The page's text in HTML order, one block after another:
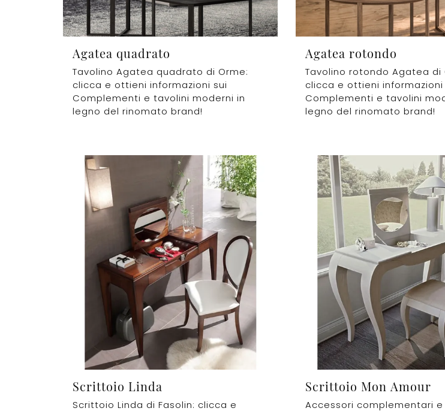
Agatea quadrato
Tavolino Agatea quadrato di Orme:
clicca e ottieni informazioni sui
Complementi e tavolini moderni in
legno del rinomato brand!
Agatea rotondo
Tavolino rotondo Agatea di
clicca e ottieni informazioni
Complementi e tavolini
legno del rinomato brand!
Scrittoio Linda
Scrittoio Linda di Fasolin: clicca e
Scrittoio Mon Amour
Accessori complementari